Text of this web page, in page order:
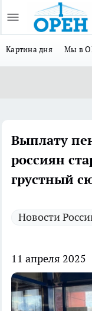
Картина дня Мы в
Выплату
россиян
грустный
Новости
11 апреля 2025